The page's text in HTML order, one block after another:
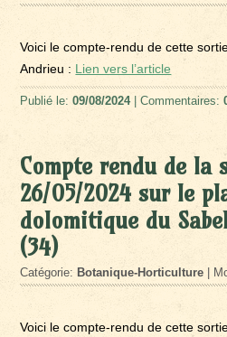
Voici le compte-rendu de cette
Andrieu : Lien vers l’article
Publié le:09/08/2024| Commentaires:
Compte rendu de la
26/05/2024 sur le
dolomitique du
(34)
Catégorie: Botanique-Horticulture |
Voici le compte-rendu de cette